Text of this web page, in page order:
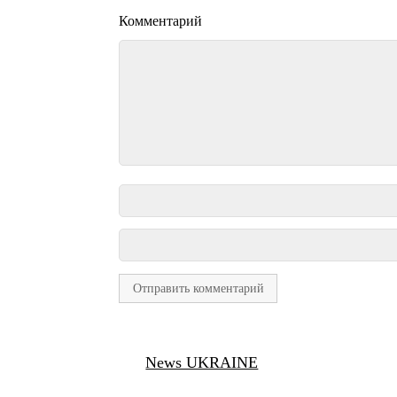
Комментарий
News UKRAINE